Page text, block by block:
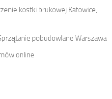
kostki brukowej Katowice,
pobudowlane Warszawa
online